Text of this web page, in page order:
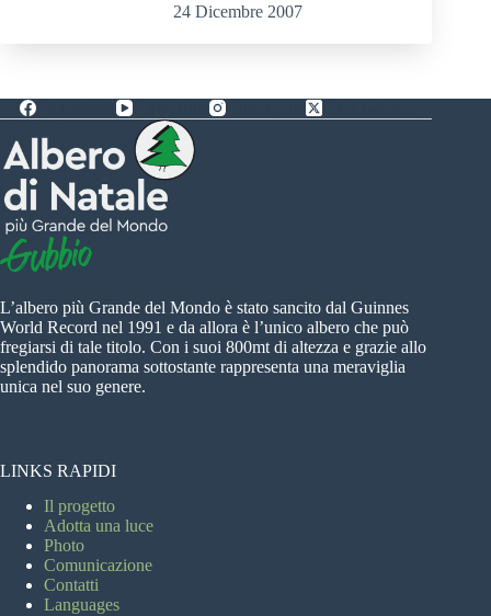
24 Dicembre 2007
Facebook
L’albero più Grande del Mondo è stato sancito dal Guinnes
World Record nel 1991 e da allora è l’unico albero che può
fregiarsi di tale titolo. Con i suoi 800mt di altezza e grazie allo
splendido panorama sottostante rappresenta una meraviglia
unica nel suo genere.
LINKS RAPIDI
Il progetto
Adotta una luce
Photo
Comunicazione
Contatti
Languages